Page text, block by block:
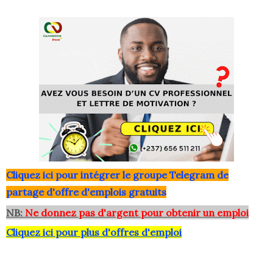
Cliquez ici pour intégrer le groupe Telegram de
partage d'offre d'emplois gratuits
NB: Ne donnez pas d'argent pour obtenir un emploi
Cliquez ici pour plus d'offres d'emploi